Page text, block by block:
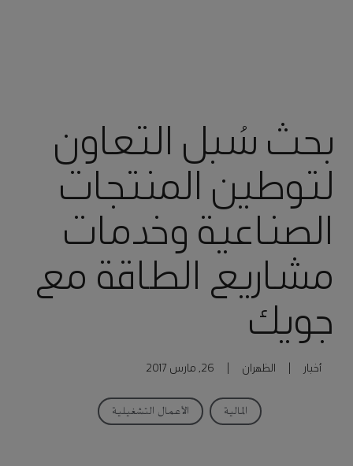
بحث سُبل التعاون
لتوطين المنتجات
الصناعية وخدمات
مشاريع الطاقة مع
جويك
أخبار الظهران 26, مارس 2017
المالية الأعمال التشغيلية